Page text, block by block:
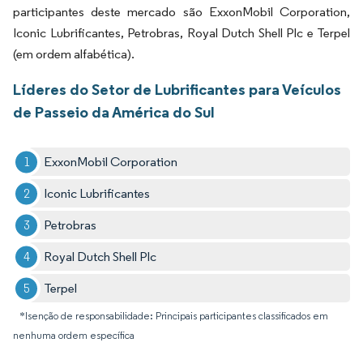
participantes deste mercado são ExxonMobil Corporation,
Iconic Lubrificantes, Petrobras, Royal Dutch Shell Plc e Terpel
(em ordem alfabética).
Líderes do Setor de Lubrificantes para Veículos
de Passeio da América do Sul
ExxonMobil Corporation
Iconic Lubrificantes
Petrobras
Royal Dutch Shell Plc
Terpel
*Isenção de responsabilidade: Principais participantes classificados em
nenhuma ordem específica